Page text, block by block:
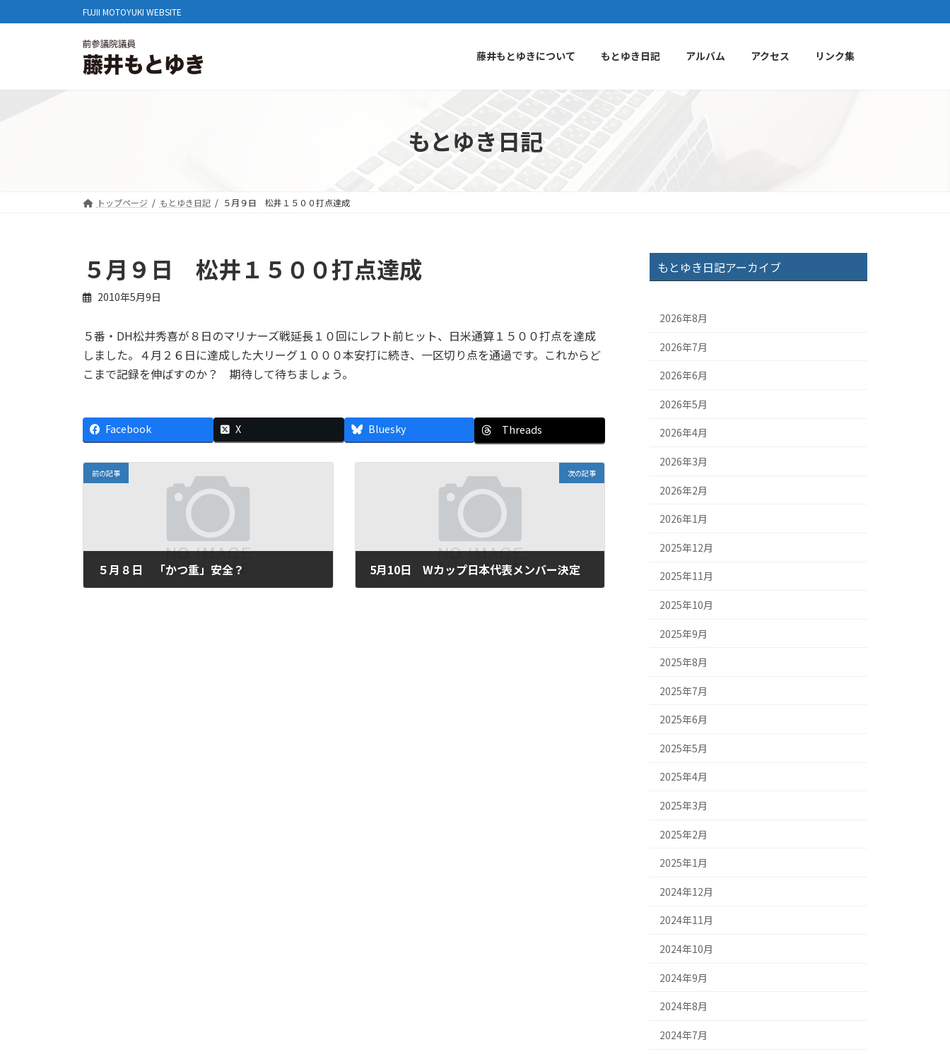
ン
へ
ビ
ョ
FUJII MOTOYUKI WEBSITE
藤井もとゆきについて もとゆき日記 アルバム アクセス リンク集
もとゆき日記
トップページ もとゆき日記 ５月９日 松井１５００打点達成
５月９日 松井１５００打点達成
2010年5月9日
５番・DH松井秀喜が８日のマリナーズ戦延長１０回にレフト前ヒット、日米通算１５００打点を達成
しました。４月２６日に達成した大リーグ１０００本安打に続き、一区切り点を通過です。これからど
こまで記録を伸ばすのか？ 期待して待ちましょう。
Facebook X Bluesky Threads
前の記事
５月８日 「かつ重」安全？
次の記事
5月10日 Wカップ日本代表メンバー決定
もとゆき日記アーカイブ
2026年8月
2026年7月
2026年6月
2026年5月
2026年4月
2026年3月
2026年2月
2026年1月
2025年12月
2025年11月
2025年10月
2025年9月
2025年8月
2025年7月
2025年6月
2025年5月
2025年4月
2025年3月
2025年2月
2025年1月
2024年12月
2024年11月
2024年10月
2024年9月
2024年8月
2024年7月